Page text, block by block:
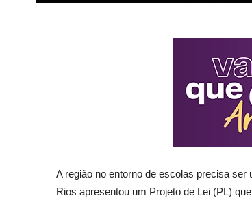
A região no entorno de escolas precisa
Rios apresentou um Projeto de Lei (PL)